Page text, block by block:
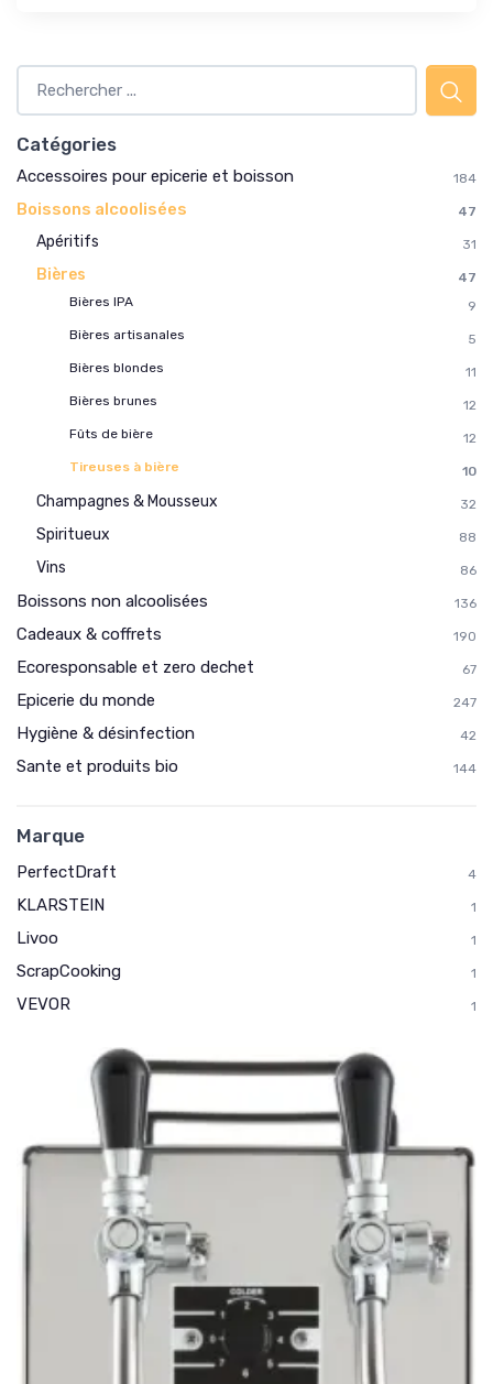
Catégories
Accessoires pour epicerie et boisson 184
Boissons alcoolisées 47
Apéritifs 31
Bières
47
Bières IPA
9
Bières artisanales
5
Bières blondes
11
Bières brunes
12
Fûts de bière
12
Tireuses à bière
10
Champagnes & Mousseux 32
Spiritueux 88
Vins 86
Boissons non alcoolisées 136
Cadeaux & coffrets 190
Ecoresponsable et zero dechet 67
Epicerie du monde 247
Hygiène & désinfection 42
Sante et produits bio 144
Marque
PerfectDraft 4
KLARSTEIN 1
Livoo 1
ScrapCooking 1
VEVOR 1